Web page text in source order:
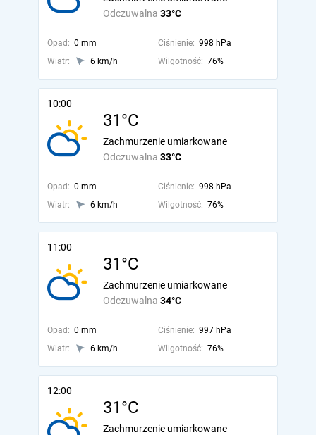
Odczuwalna 33°C
Opad: 0 mm Ciśnienie: 998 hPa
Wiatr:
6 km/h Wilgotność: 76%
10:00
31°C
Odczuwalna 33°C
Zachmurzenie umiarkowane
Opad: 0 mm Ciśnienie: 998 hPa
Wiatr:
6 km/h Wilgotność: 76%
11:00
31°C
Odczuwalna 34°C
Zachmurzenie umiarkowane
Opad: 0 mm Ciśnienie: 997 hPa
Wiatr:
6 km/h Wilgotność: 76%
12:00
31°C
Zachmurzenie umiarkowane